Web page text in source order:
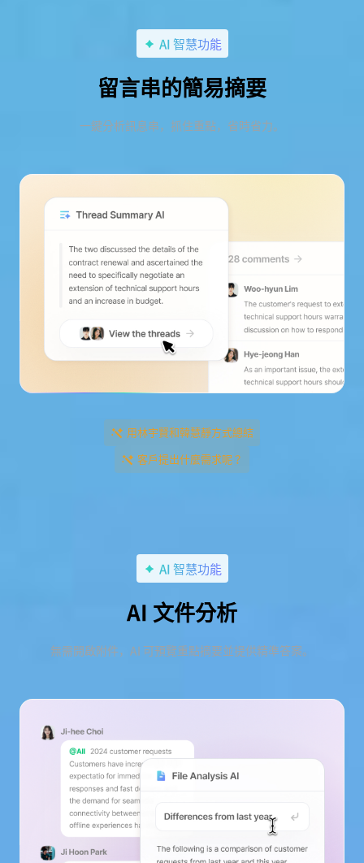
AI 智慧功能
留言串的簡易摘要
一鍵分析訊息串，抓住重點，省時省力。
用林宇賢和韓慧靜方式總結
客戶提出什麼需求呢？
AI 智慧功能
AI 文件分析
無需開啟附件，AI 可預覽重點摘要並提供精準答案。